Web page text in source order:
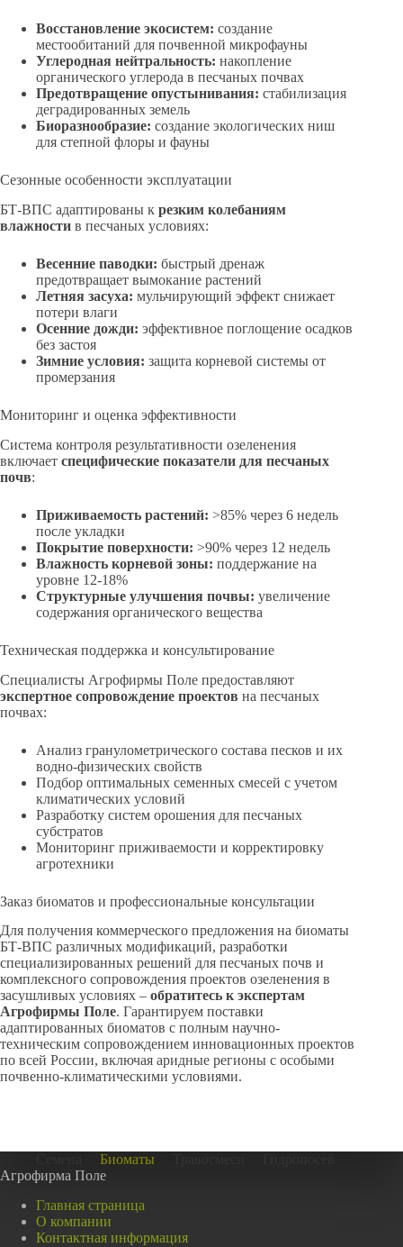
Восстановление экосистем: создание
местообитаний для почвенной микрофауны
Углеродная нейтральность: накопление
органического углерода в песчаных почвах
Предотвращение опустынивания: стабилизация
деградированных земель
Биоразнообразие: создание экологических ниш
для степной флоры и фауны
Сезонные особенности эксплуатации
БТ-ВПС адаптированы к резким колебаниям
влажности в песчаных условиях:
Весенние паводки: быстрый дренаж
предотвращает вымокание растений
Летняя засуха: мульчирующий эффект снижает
потери влаги
Осенние дожди: эффективное поглощение осадков
без застоя
Зимние условия: защита корневой системы от
промерзания
Мониторинг и оценка эффективности
Система контроля результативности озеленения
включает специфические показатели для песчаных
почв:
Приживаемость растений: >85% через 6 недель
после укладки
Покрытие поверхности: >90% через 12 недель
Влажность корневой зоны: поддержание на
уровне 12-18%
Структурные улучшения почвы: увеличение
содержания органического вещества
Техническая поддержка и консультирование
Специалисты Агрофирмы Поле предоставляют
экспертное сопровождение проектов на песчаных
почвах:
Анализ гранулометрического состава песков и их
водно-физических свойств
Подбор оптимальных семенных смесей с учетом
климатических условий
Разработку систем орошения для песчаных
субстратов
Мониторинг приживаемости и корректировку
агротехники
Заказ биоматов и профессиональные консультации
Для получения коммерческого предложения на биоматы
БТ-ВПС различных модификаций, разработки
специализированных решений для песчаных почв и
комплексного сопровождения проектов озеленения в
засушливых условиях – обратитесь к экспертам
Агрофирмы Поле. Гарантируем поставки
адаптированных биоматов с полным научно-
техническим сопровождением инновационных проектов
по всей России, включая аридные регионы с особыми
почвенно-климатическими условиями.
Биоматы
Агрофирма Поле
Главная страница
О компании
Контактная информация